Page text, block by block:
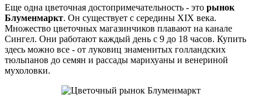
Еще одна цветочная достопримечательность - это рынок
Блуменмаркт. Он существует с середины XIX века.
Множество цветочных магазинчиков плавают на канале
Сингел. Они работают каждый день с 9 до 18 часов. Купить
здесь можно все - от луковиц знаменитых голландских
тюльпанов до семян и рассады марихуаны и венериной
мухоловки.